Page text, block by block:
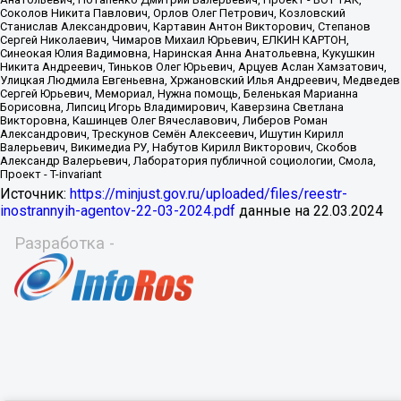
Источник: https://minjust.gov.ru/uploaded/files/reestr-
inostrannyih-agentov-22-03-2024.pdf данные на 22.03.2024
Разработка -